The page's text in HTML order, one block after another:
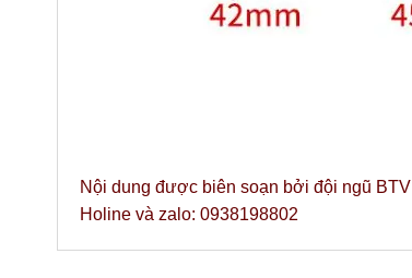
Nội dung được biên soạn bởi đội ngũ BTV
Holine và zalo: 0938198802